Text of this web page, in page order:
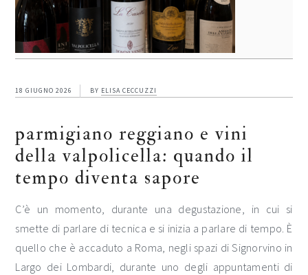
18 GIUGNO 2026 BY ELISA CECCUZZI
parmigiano reggiano e vini
della valpolicella: quando il
tempo diventa sapore
C’è un momento, durante una degustazione, in cui si
smette di parlare di tecnica e si inizia a parlare di tempo. È
quello che è accaduto a Roma, negli spazi di Signorvino in
Largo dei Lombardi, durante uno degli appuntamenti di